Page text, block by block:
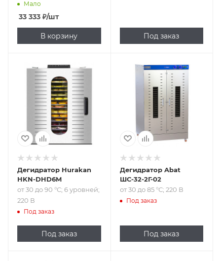
Мало
33 333 ₽/шт
В корзину Под заказ
Подпись к товару
от 30 до 90 °С; 6
уровней; 220 В
Дегидратор Hurakan
HKN-DHD6M
от 30 до 90 °С; 6 уровней;
220 В
Под заказ
Под заказ
Подпись к товару
от 30 до 85 °С; 220
Дегидратор Abat
ШС-32-2Г-02
от 30 до 85 °С; 220 В
Под заказ
Под заказ